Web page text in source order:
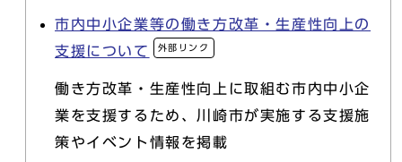
市内中小企業等の働き方改革・生産性向上の
支援について
外部リンク
働き方改革・生産性向上に取組む市内中小企
業を支援するため、川崎市が実施する支援施
策やイベント情報を掲載